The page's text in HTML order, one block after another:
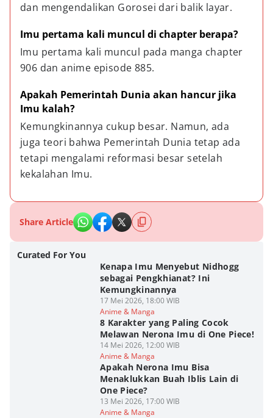
dan mengendalikan Gorosei dari balik layar.
Imu pertama kali muncul di chapter berapa?
Imu pertama kali muncul pada manga chapter
906 dan anime episode 885.
Apakah Pemerintah Dunia akan hancur jika
Imu kalah?
Kemungkinannya cukup besar. Namun, ada
juga teori bahwa Pemerintah Dunia tetap ada
tetapi mengalami reformasi besar setelah
kekalahan Imu.
Share Article
Curated For You
Kenapa Imu Menyebut Nidhogg
sebagai Pengkhianat? Ini
Kemungkinannya
17 Mei 2026, 18:00 WIB
Anime & Manga
8 Karakter yang Paling Cocok
Melawan Nerona Imu di One Piece!
14 Mei 2026, 12:00 WIB
Anime & Manga
Apakah Nerona Imu Bisa
Menaklukkan Buah Iblis Lain di
One Piece?
13 Mei 2026, 17:00 WIB
Anime & Manga